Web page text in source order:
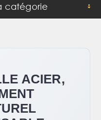
catégorie
ACIER,